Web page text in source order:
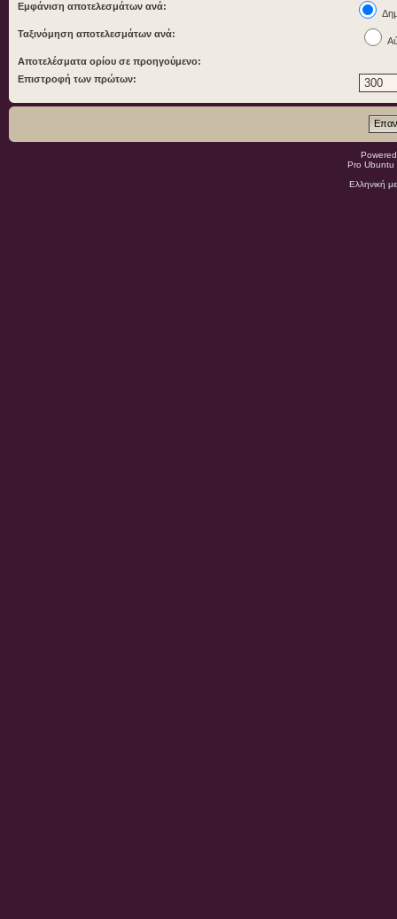
Εμφάνιση αποτελεσμάτων ανά:
Ταξινόμηση αποτελεσμάτων ανά:
Αποτελέσματα ορίου σε προηγούμενο:
Επιστροφή των πρώτων:
Pro
Ελληνική